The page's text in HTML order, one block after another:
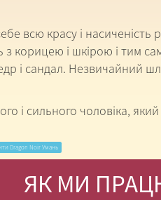
всю красу і
з корицею і шкірою і тим
і сандал. Незвичайний
і сильного чоловіка,
Dragon Noir Умань
ЯК МИ